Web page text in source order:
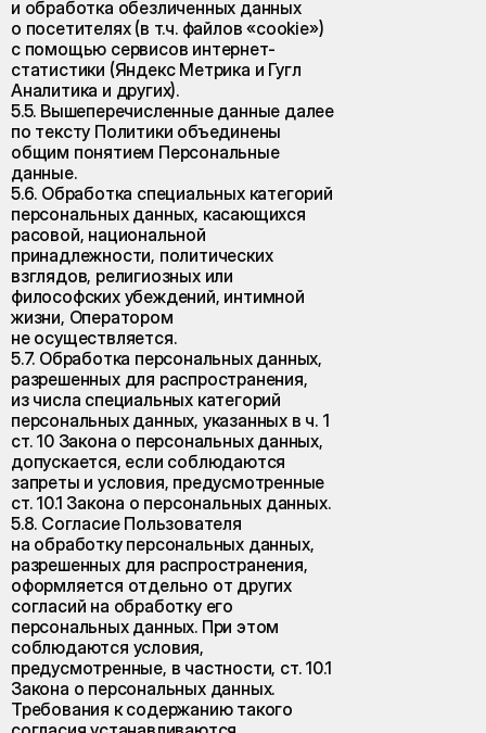
и обработка обезличенных данных
о посетителях (в т.ч. файлов «cookie»)
с помощью сервисов интернет-
статистики (Яндекс Метрика и Гугл
Аналитика и других).
5.5. Вышеперечисленные данные далее
по тексту Политики объединены
общим понятием Персональные
данные.
5.6. Обработка специальных категорий
персональных данных, касающихся
расовой, национальной
принадлежности, политических
взглядов, религиозных или
философских убеждений, интимной
жизни, Оператором
не осуществляется.
5.7. Обработка персональных данных,
разрешенных для распространения,
из числа специальных категорий
персональных данных, указанных в ч. 1
ст. 10 Закона о персональных данных,
допускается, если соблюдаются
запреты и условия, предусмотренные
ст. 10.1 Закона о персональных данных.
5.8. Согласие Пользователя
на обработку персональных данных,
разрешенных для распространения,
оформляется отдельно от других
согласий на обработку его
персональных данных. При этом
соблюдаются условия,
предусмотренные, в частности, ст. 10.1
Закона о персональных данных.
Требования к содержанию такого